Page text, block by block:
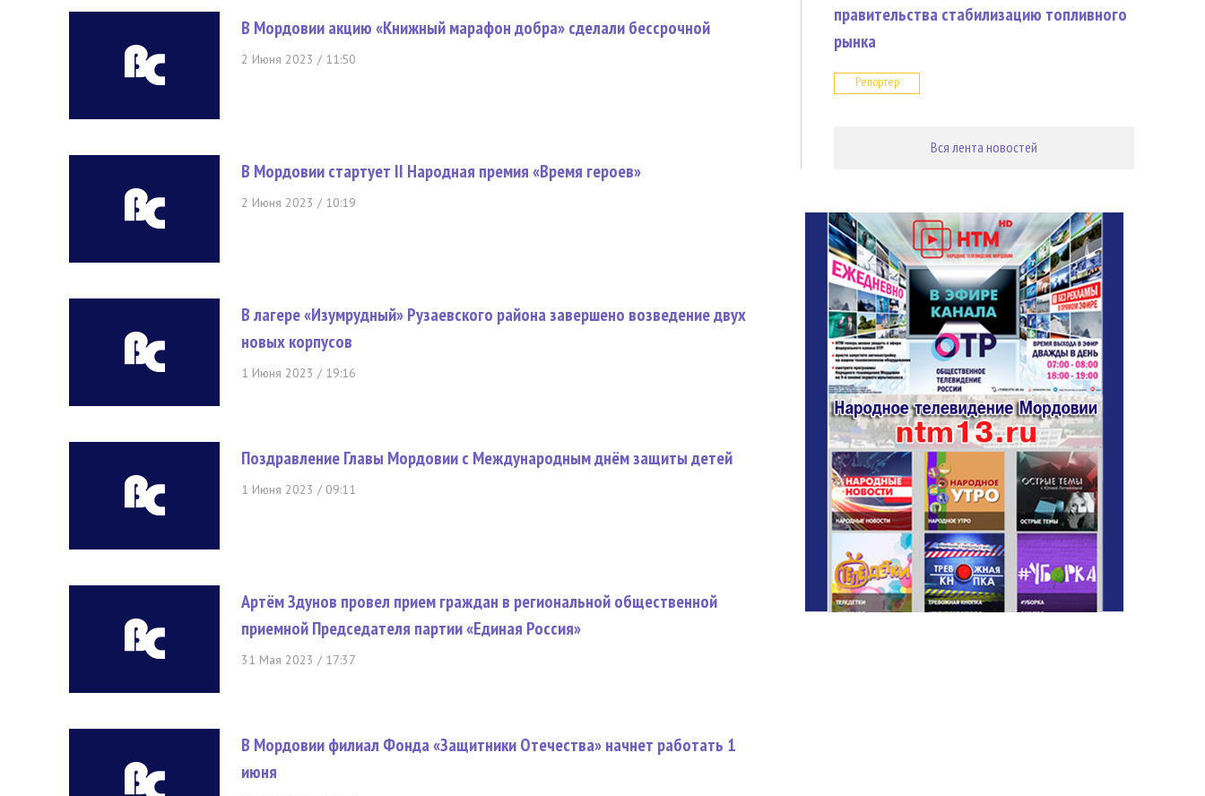
В Мордовии акцию «Книжный марафон добра» сделали бессрочной
2 Июня 2023 / 11:50
В Мордовии стартует II Народная премия «Время героев»
2 Июня 2023 / 10:19
В лагере «Изумрудный» Рузаевского района завершено возведение двух
новых корпусов
1 Июня 2023 / 19:16
Поздравление Главы Мордовии с Международным днём защиты детей
1 Июня 2023 / 09:11
Артём Здунов провел прием граждан в региональной общественной
приемной Председателя партии «Единая Россия»
31 Мая 2023 / 17:37
В Мордовии филиал Фонда «Защитники Отечества» начнет работать 1
июня
правительства стабилизацию топливного
рынка
Репортер
Вся лента новостей